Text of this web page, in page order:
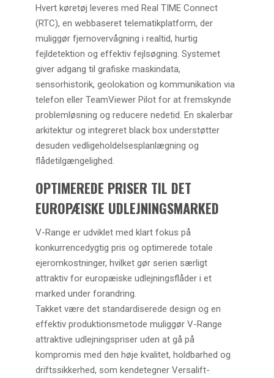
Hvert køretøj leveres med Real TIME Connect
(RTC), en webbaseret telematikplatform, der
muliggør fjernovervågning i realtid, hurtig
fejldetektion og effektiv fejlsøgning. Systemet
giver adgang til grafiske maskindata,
sensorhistorik, geolokation og kommunikation via
telefon eller TeamViewer Pilot for at fremskynde
problemløsning og reducere nedetid. En skalerbar
arkitektur og integreret black box understøtter
desuden vedligeholdelsesplanlægning og
flådetilgængelighed.
OPTIMEREDE PRISER TIL DET
EUROPÆISKE UDLEJNINGSMARKED
V-Range er udviklet med klart fokus på
konkurrencedygtig pris og optimerede totale
ejeromkostninger, hvilket gør serien særligt
attraktiv for europæiske udlejningsflåder i et
marked under forandring.
Takket være det standardiserede design og en
effektiv produktionsmetode muliggør V-Range
attraktive udlejningspriser uden at gå på
kompromis med den høje kvalitet, holdbarhed og
driftssikkerhed, som kendetegner Versalift-